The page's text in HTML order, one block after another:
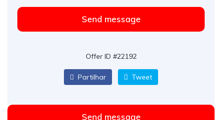
Send message
Offer ID #22192
Partilhar Tweet
Send message